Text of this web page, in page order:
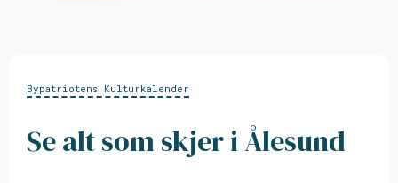
Bypatriotens Kulturkalender
Se alt som skjer i Ålesund